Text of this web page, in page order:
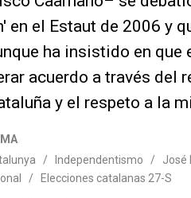
en el Estaut de 2006 y
ha insistido en
acuerdo a través del
y el respeto a la
/ Independentismo / José
/ Elecciones catalanas 27-S